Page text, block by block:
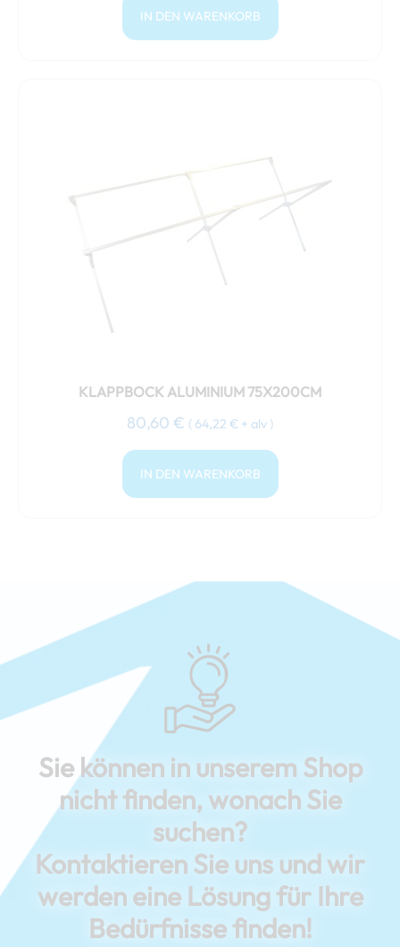
IN DEN WARENKORB
KLAPPBOCK ALUMINIUM 75X200CM
80,60 € ( 64,22 € + alv )
IN DEN WARENKORB
Sie können in unserem Shop
nicht finden, wonach Sie
suchen?
Kontaktieren Sie uns und wir
werden eine Lösung für Ihre
Bedürfnisse finden!